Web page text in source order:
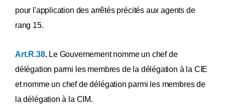
pour l'application des arrêtés précités aux agents de
rang 15.
Art.R.38. Le Gouvernement nomme un chef de
délégation parmi les membres de la délégation à la CIE
et nomme un chef de délégation parmi les membres de
la délégation à la CIM.